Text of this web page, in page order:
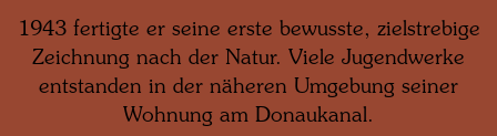
1943 fertigte er seine erste bewusste, zielstrebige
Zeichnung nach der Natur. Viele Jugendwerke
entstanden in der näheren Umgebung seiner
Wohnung am Donaukanal.